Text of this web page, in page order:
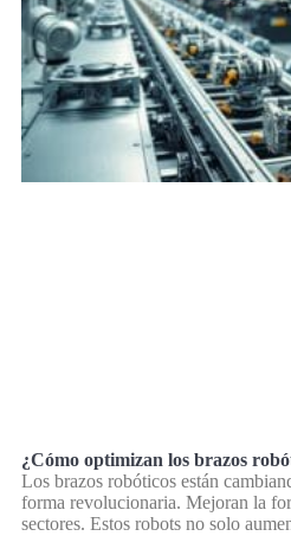
¿Cómo optimizan los brazos
Los brazos robóticos están
forma revolucionaria. Mejoran la
sectores. Estos robots no solo